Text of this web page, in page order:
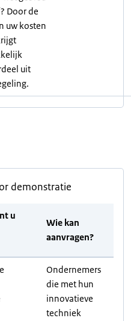
Door de
uw kosten
uit
demonstratie
u
Wie kan
aanvragen?
Ondernemers
die met hun
innovatieve
techniek